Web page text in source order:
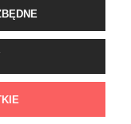
11, 07-322 Nur | NIP: